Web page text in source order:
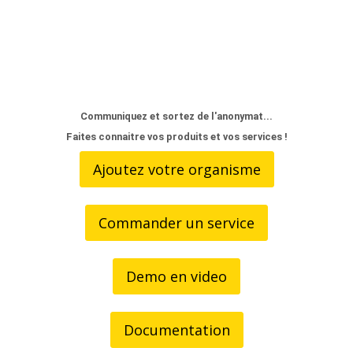
Communiquez et sortez de l'anonymat...
Faites connaitre vos produits et vos services !
Ajoutez votre organisme
Commander un service
Demo en video
Documentation